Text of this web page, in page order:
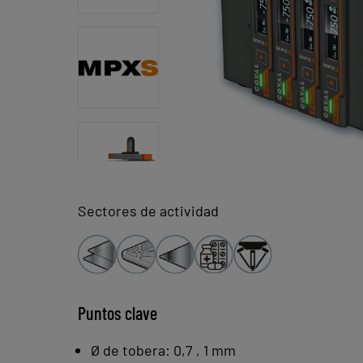
Sectores de actividad
Puntos clave
Ø de tobera: 0,7 , 1 mm